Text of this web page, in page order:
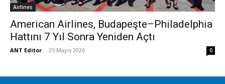
Airlines
American Airlines, Budapeşte–Philadelphia
Hattını 7 Yıl Sonra Yeniden Açtı
ANT Editor - 25 Mayıs 2026 0